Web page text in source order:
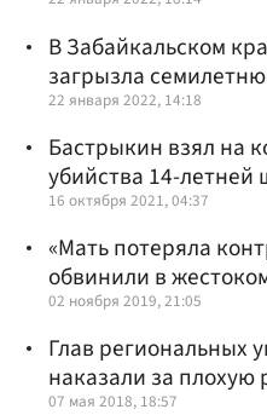
В Забайкальском
загрызла
22 января 2022, 14:18
Бастрыкин взял на
убийства 14-
16 октября 2021, 04:37
«Мать потеряла
обвинили в
02 ноября 2019, 21:05
Глав региональных
наказали за плохую
07 мая 2018, 18:57